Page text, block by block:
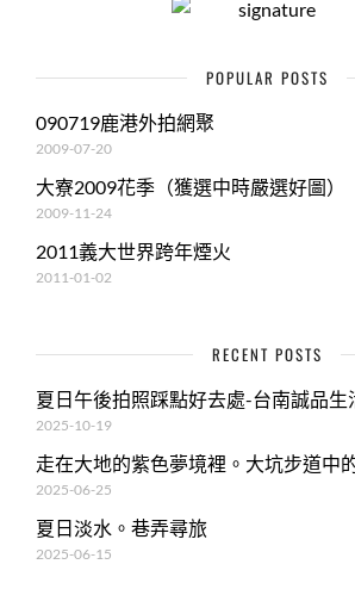
POPULAR POSTS
090719鹿港外拍網聚
2009-07-20
大寮2009花季（獲選中時嚴選好圖）
2009-11-24
2011義大世界跨年煙火
2011-01-02
RECENT POSTS
夏日午後拍照踩點好去處-台南誠品生
2025-10-19
走在大地的紫色夢境裡。大坑步道中
2025-06-25
夏日淡水。巷弄尋旅
2025-06-15